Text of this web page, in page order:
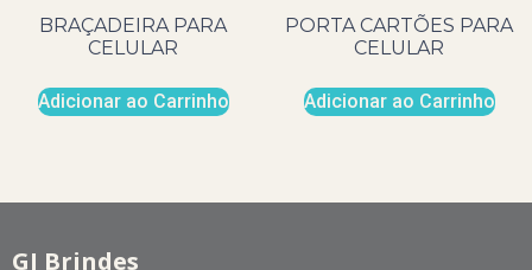
BRAÇADEIRA PARA
CELULAR
Adicionar ao Carrinho
PORTA CARTÕES PARA
CELULAR
Adicionar ao Carrinho
GJ Brindes